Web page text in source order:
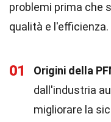
problemi prima che
qualità e l'efficienza.
01 Origini della
dall'industria
migliorare la